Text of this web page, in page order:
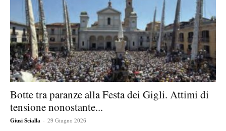
Botte tra paranze alla Festa dei Gigli. Attimi di
tensione nonostante...
Giusi Scialla - 29 Giugno 2026